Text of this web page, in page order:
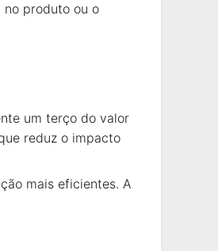
no produto ou o
um terço do valor
reduz o impacto
mais eficientes. A